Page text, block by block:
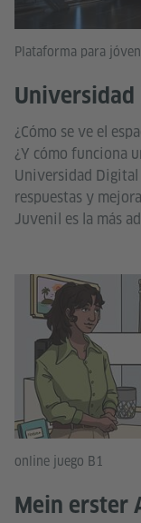
Plataforma para
Universidad
¿Cómo se ve el
¿Y cómo funciona
Universidad
respuestas y
Juvenil es la más
online juego B1
Mein erster